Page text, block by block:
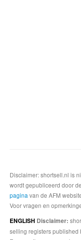
Disclaimer: shortsell.nl is
wordt gepubliceerd door
pagina van de AFM
Voor vragen en
ENGLISH Disclaimer:
selling registers published